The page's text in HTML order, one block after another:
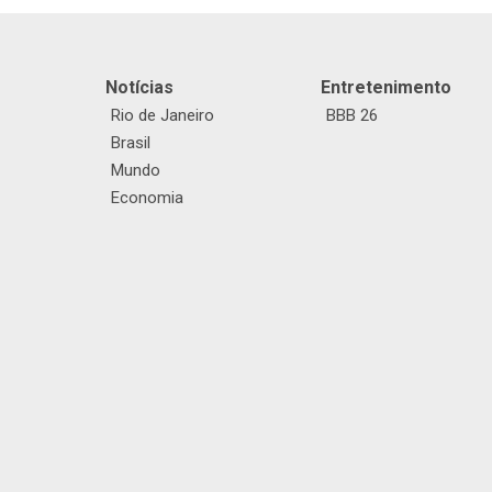
Notícias
Rio de Janeiro
Brasil
Mundo
Economia
Entretenimento
BBB 26